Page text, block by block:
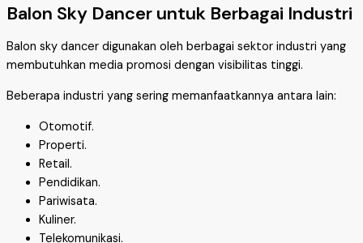
Balon Sky Dancer untuk Berbagai Industri
Balon sky dancer digunakan oleh berbagai sektor industri yang
membutuhkan media promosi dengan visibilitas tinggi.
Beberapa industri yang sering memanfaatkannya antara lain:
Otomotif.
Properti.
Retail.
Pendidikan.
Pariwisata.
Kuliner.
Telekomunikasi.